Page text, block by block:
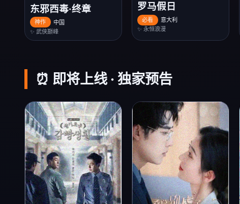
东邪西毒·终章
神作
中国
✨ 武侠巅峰
罗马假日
必看
意大利
✨ 永恒浪漫
⏰ 即将上线 · 独家预告